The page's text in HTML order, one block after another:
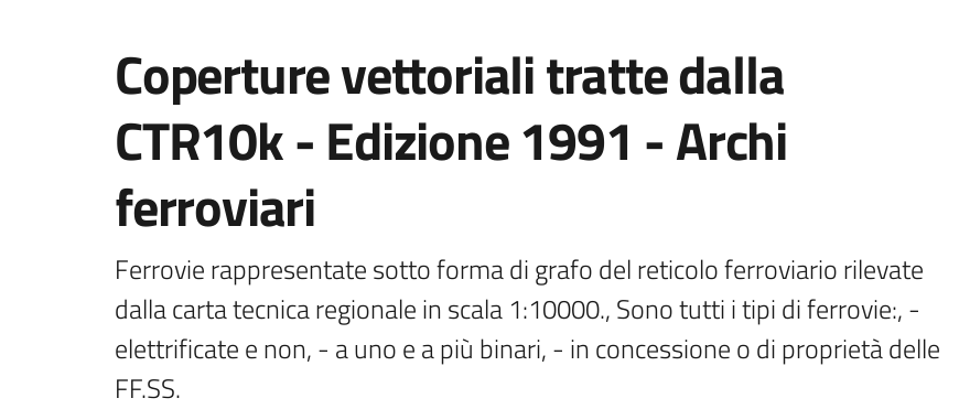
Coperture vettoriali tratte dalla
CTR10k - Edizione 1991 - Archi
ferroviari
Ferrovie rappresentate sotto forma di grafo del reticolo ferroviario rilevate
dalla carta tecnica regionale in scala 1:10000., Sono tutti i tipi di ferrovie:, -
elettrificate e non, - a uno e a più binari, - in concessione o di proprietà delle
FF.SS.